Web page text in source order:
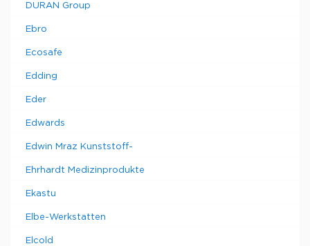
DURAN Group
Ebro
Ecosafe
Edding
Eder
Edwards
Edwin Mraz Kunststoff-
Ehrhardt Medizinprodukte
Ekastu
Elbe-Werkstatten
Elcold